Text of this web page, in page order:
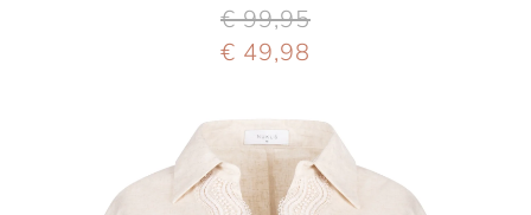
€ 99,95
€ 49,98